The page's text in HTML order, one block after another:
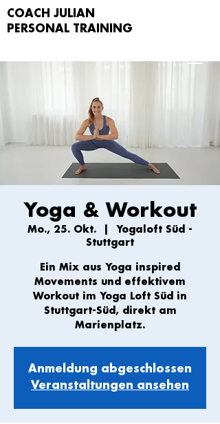
COACH JULIAN
PERSONAL TRAIN
ING
Yoga & Workout
Mo., 25. Okt.
Yogaloft Süd -
Stuttgart
Ein Mix aus Yoga inspired
Movements und effektivem
Workout im Yoga Loft Süd in
Stuttgart-Süd, direkt am
Marienplatz.
Anmeldung abgeschlossen
Veranstaltungen ansehen